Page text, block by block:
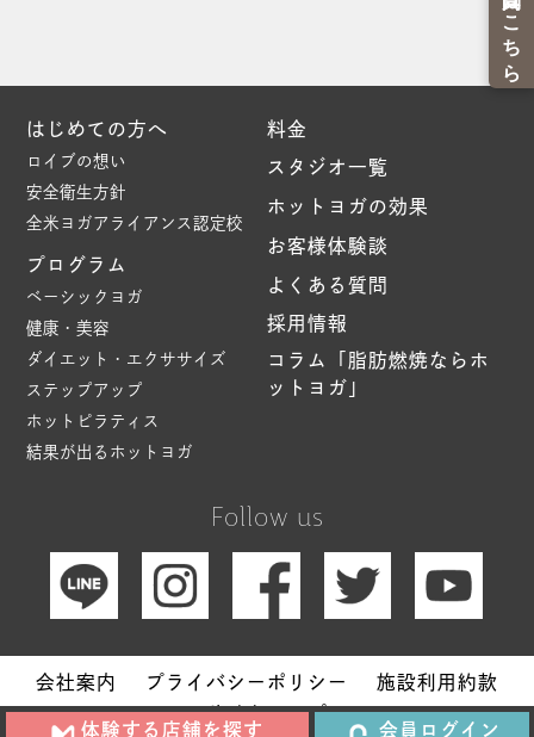
Follow us
はじめての方へ
ロイブの想い
安全衛生方針
全米ヨガアライアンス認定校
プログラム
ベーシックヨガ
健康・美容
ダイエット・エクササイズ
ステップアップ
ホットピラティス
結果が出るホットヨガ
料金
スタジオ一覧
ホットヨガの効果
お客様体験談
よくある質問
採用情報
コラム「脂肪燃焼ならホ
ットヨガ」
会社案内 プライバシーポリシー
施設利用約款
サイトマップ
体験する店舗を探す 会員ログイン